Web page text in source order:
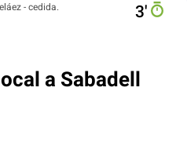
- cedida. 3′
a Sabadell